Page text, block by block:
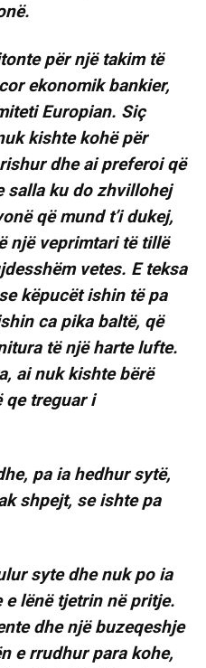
për një takim të
ekonomik bankier,
Europian. Siç
kishte kohë për
dhe ai preferoi që
salla ku do zhvillohej
që mund t’i dukej,
një veprimtari të tillë
vetes. E teksa
këpucët ishin të pa
ca pika baltë, që
të një harte lufte.
ai nuk kishte bërë
qe treguar i
pa ia hedhur sytë,
shpejt, se ishte pa
syte dhe nuk po ia
lënë tjetrin në pritje.
dhe një buzeqeshje
e rrudhur para kohe,